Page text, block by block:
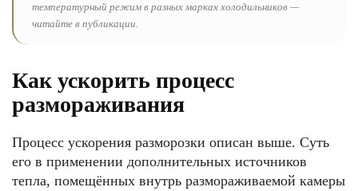
температурный режим в разных марках холодильников —
читайте в публикации.
Как ускорить процесс
размораживания
Процесс ускорения разморозки описан выше. Суть
его в применении дополнительных источников
тепла, помещённых внутрь размораживаемой камеры